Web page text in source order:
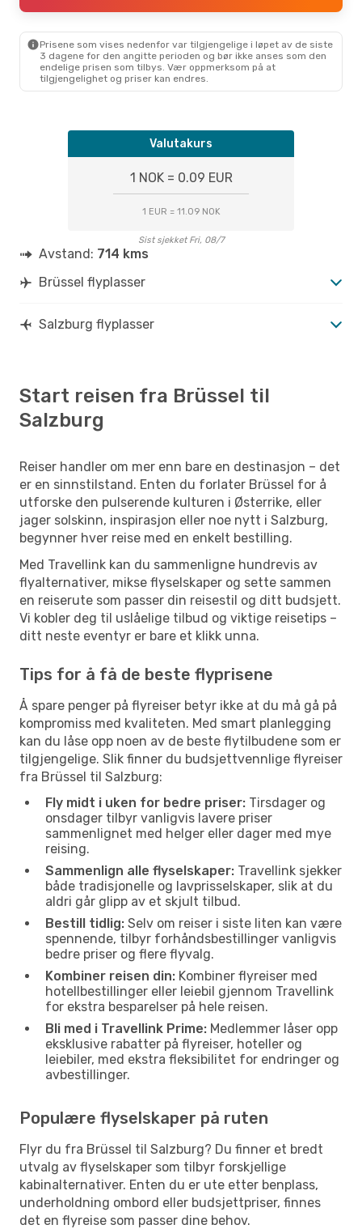
Prisene som vises nedenfor var tilgjengelige i løpet av de siste
3 dagene for den angitte perioden og bør ikke anses som den
endelige prisen som tilbys. Vær oppmerksom på at
tilgjengelighet og priser kan endres.
Valutakurs
1 NOK = 0.09 EUR
1 EUR = 11.09 NOK
Sist sjekket Fri, 08/7
Avstand: 714 kms
Brüssel flyplasser
Salzburg flyplasser
Start reisen fra Brüssel til
Salzburg
Reiser handler om mer enn bare en destinasjon – det
er en sinnstilstand. Enten du forlater Brüssel for å
utforske den pulserende kulturen i Østerrike, eller
jager solskinn, inspirasjon eller noe nytt i Salzburg,
begynner hver reise med en enkelt bestilling.
Med Travellink kan du sammenligne hundrevis av
flyalternativer, mikse flyselskaper og sette sammen
en reiserute som passer din reisestil og ditt budsjett.
Vi kobler deg til uslåelige tilbud og viktige reisetips –
ditt neste eventyr er bare et klikk unna.
Tips for å få de beste flyprisene
Å spare penger på flyreiser betyr ikke at du må gå på
kompromiss med kvaliteten. Med smart planlegging
kan du låse opp noen av de beste flytilbudene som er
tilgjengelige. Slik finner du budsjettvennlige flyreiser
fra Brüssel til Salzburg:
Fly midt i uken for bedre priser: Tirsdager og
onsdager tilbyr vanligvis lavere priser
sammenlignet med helger eller dager med mye
reising.
Sammenlign alle flyselskaper: Travellink sjekker
både tradisjonelle og lavprisselskaper, slik at du
aldri går glipp av et skjult tilbud.
Bestill tidlig: Selv om reiser i siste liten kan være
spennende, tilbyr forhåndsbestillinger vanligvis
bedre priser og flere flyvalg.
Kombiner reisen din: Kombiner flyreiser med
hotellbestillinger eller leiebil gjennom Travellink
for ekstra besparelser på hele reisen.
Bli med i Travellink Prime: Medlemmer låser opp
eksklusive rabatter på flyreiser, hoteller og
leiebiler, med ekstra fleksibilitet for endringer og
avbestillinger.
Populære flyselskaper på ruten
Flyr du fra Brüssel til Salzburg? Du finner et bredt
utvalg av flyselskaper som tilbyr forskjellige
kabinalternativer. Enten du er ute etter benplass,
underholdning ombord eller budsjettpriser, finnes
det en flyreise som passer dine behov.